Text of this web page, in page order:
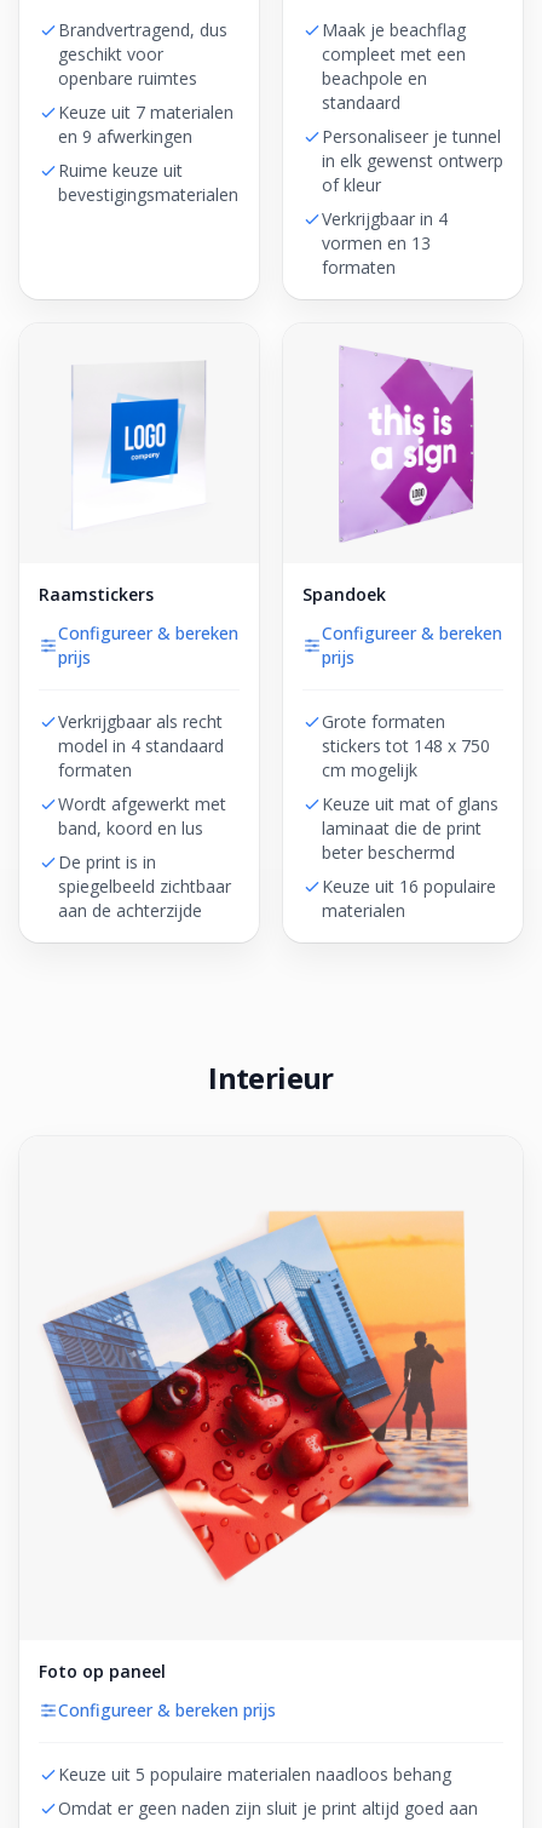
Brandvertragend, dus
geschikt voor
openbare ruimtes
Keuze uit 7 materialen
en 9 afwerkingen
Ruime keuze uit
bevestigingsmaterialen
Maak je beachflag
compleet met een
beachpole en
standaard
Personaliseer je tunnel
in elk gewenst ontwerp
of kleur
Verkrijgbaar in 4
vormen en 13
formaten
Raamstickers
Configureer & bereken
prijs
Verkrijgbaar als recht
model in 4 standaard
formaten
Wordt afgewerkt met
band, koord en lus
De print is in
spiegelbeeld zichtbaar
aan de achterzijde
Spandoek
Configureer & bereken
prijs
Grote formaten
stickers tot 148 x 750
cm mogelijk
Keuze uit mat of glans
laminaat die de print
beter beschermd
Keuze uit 16 populaire
materialen
Interieur
Foto op paneel
Configureer & bereken prijs
Keuze uit 5 populaire materialen naadloos behang
Omdat er geen naden zijn sluit je print altijd goed aan